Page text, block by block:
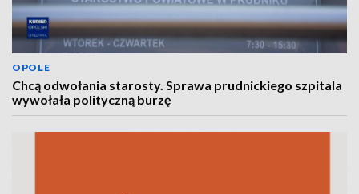
OPOLE
Chcą odwołania starosty. Sprawa prudnickiego szpitala
wywołała polityczną burzę